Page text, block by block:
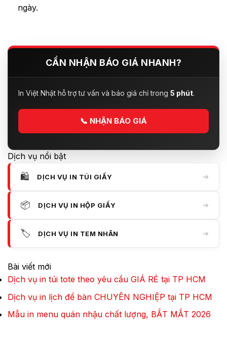
ngày.
CẦN NHẬN BÁO GIÁ NHANH?
In Việt Nhật hỗ trợ tư vấn và báo giá chỉ trong 5 phút.
📞 NHẬN BÁO GIÁ
Dịch vụ nổi bật
🛍️ DỊCH VỤ IN TÚI GIẤY ➔
📦 DỊCH VỤ IN HỘP GIẤY ➔
🏷️ DỊCH VỤ IN TEM NHÃN ➔
Bài viết mới
Dịch vụ in túi tote theo yêu cầu GIÁ RẺ tại TP HCM
Dịch vụ in lịch để bàn CHUYÊN NGHIỆP tại TP HCM
Mẫu in menu quán nhậu chất lượng, BẮT MẮT 2026